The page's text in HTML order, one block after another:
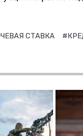
СТАВКА